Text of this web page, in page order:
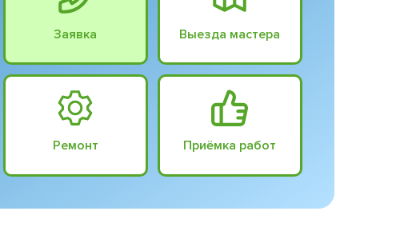
Заявка Выезда мастера
Ремонт Приёмка работ